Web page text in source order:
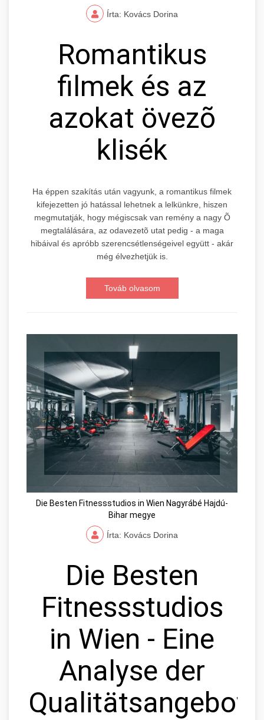
Írta: Kovács Dorina
Romantikus
filmek és az
azokat övezõ
klisék
Ha éppen szakítás után vagyunk, a romantikus filmek
kifejezetten jó hatással lehetnek a lelkünkre, hiszen
megmutatják, hogy mégiscsak van remény a nagy Õ
megtalálására, az odavezetõ utat pedig - a maga
hibáival és apróbb szerencsétlenségeivel együtt - akár
még élvezhetjük is.
Továb olvasom
Die Besten Fitnessstudios in Wien Nagyrábé Hajdú-
Bihar megye
Írta: Kovács Dorina
Die Besten
Fitnessstudios
in Wien - Eine
Analyse der
Qualitätsangebote